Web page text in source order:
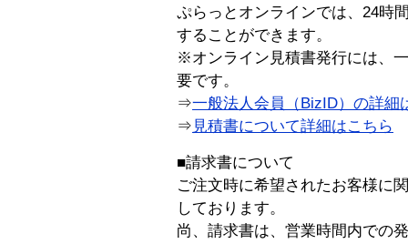
ぷらっとオンラインでは、24時
することができます。
※オンライン見積書発行には、
要です。
⇒一般法人会員（BizID）の詳細
⇒ 見積書について詳細はこちら
■請求書について
ご注文時に希望されたお客様に
しております。
尚、請求書は、営業時間内での